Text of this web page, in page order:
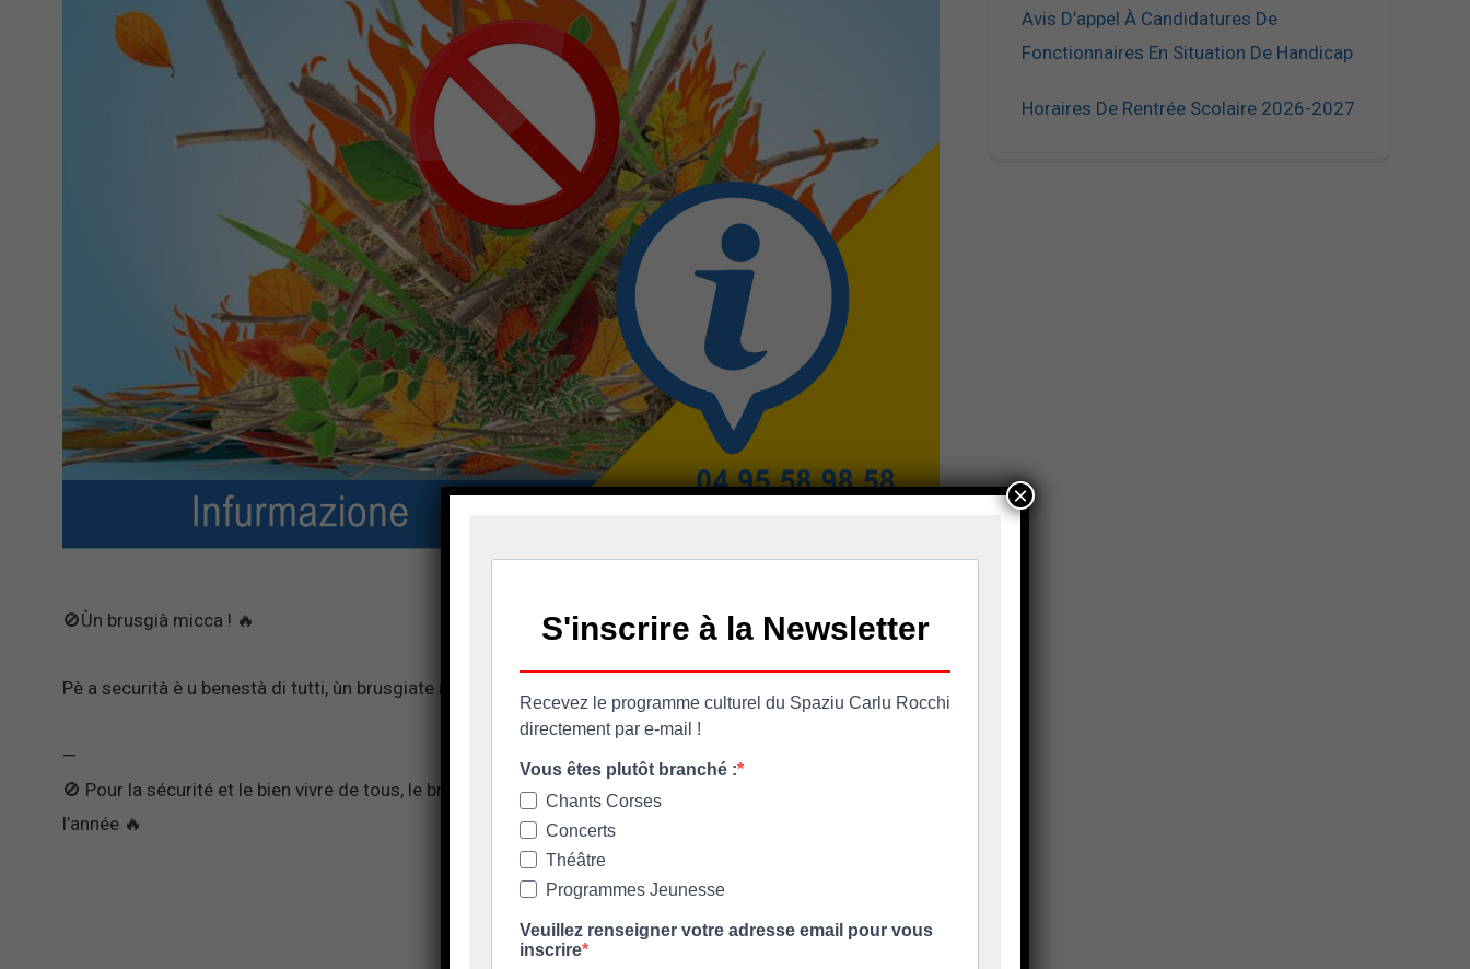
🚫Ùn brusgià micca ! 🔥
Pè a securità è u benestà di tutti, ùn brusgiate micca !
—
🚫 Pour la sécurité et le bien vivre de tous, le brûlage des déchets verts par les particuliers est interdit toute
l’année 🔥
Avis D’appel À Candidatures De
Fonctionnaires En Situation De Handicap
Horaires De Rentrée Scolaire 2026-2027
×